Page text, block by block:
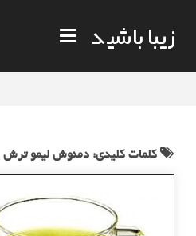
زیبا باشید
کلمات کلیدی: دمنوش لیمو ترش